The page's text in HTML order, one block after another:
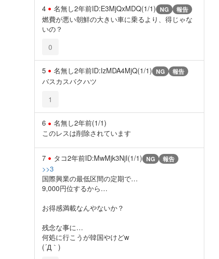
4 名無し2年前ID:E3MjQxMDQ(1/1) NG 報告
燃費が悪い朝鮮の大きい車に乗るより、得じゃな
いの？
0
5 名無し2年前ID:IzMDA4MjQ(1/1) NG 報告
バスカスバクハツ
1
6 名無し2年前(1/1)
このレスは削除されています
7 タコ2年前ID:MwMjk3NjI(1/1) NG 報告
>>3
国際興業の最低区間の定期で…
9,000円位するから…
お得感満載なんやないか？
残念な事に…
何処に行こうが韓国やけどw
(´Д｀)